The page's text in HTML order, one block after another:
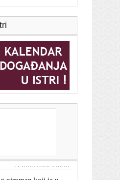
HOO-a, poznato
piroman koji je u